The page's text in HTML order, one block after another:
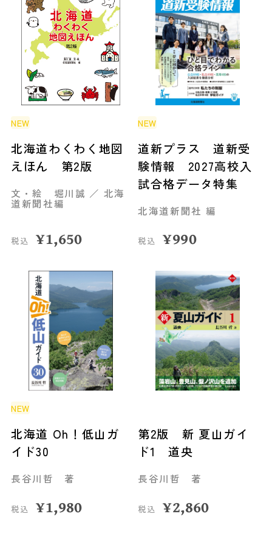
NEW
北海道わくわく地図
えほん 第2版
文・絵 堀川誠 ／ 北海
道新聞社編
税込 ¥1,650
NEW
道新プラス 道新受
験情報 2027高校入
試合格データ特集
北海道新聞社 編
税込 ¥990
NEW
北海道 Oh！低山ガ
イド30
長谷川哲 著
税込 ¥1,980
第2版 新 夏山ガイ
ド1 道央
長谷川哲 著
税込 ¥2,860